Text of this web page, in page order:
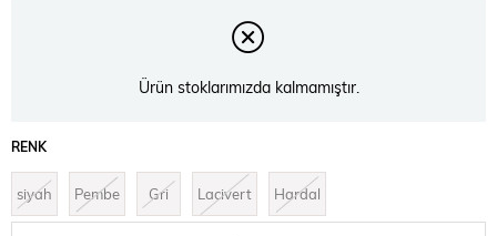
Ürün stoklarımızda kalmamıştır.
RENK
siyah Pembe Gri Lacivert Hardal